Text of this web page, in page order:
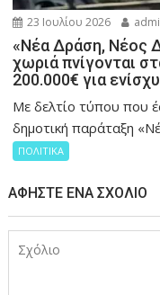
23 Ιουλίου 2026
«Νέα Δράση, Νέος
χωριά πνίγονται
200.000€ για
Με δελτίο τύπου που
δημοτική παράταξη
ΠΟΛΙΤΙΚΑ
ΑΦΉΣΤΕ ΈΝΑ ΣΧΌΛΙΟ